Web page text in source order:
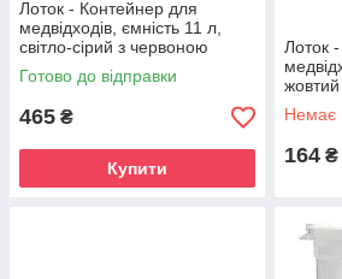
Лоток - Контейнер для
медвідходів, ємність 11 л,
світло-сірий з червоною
кришкою
Готово до відправки
465 ₴
Купити
Лоток
Немає
164 ₴